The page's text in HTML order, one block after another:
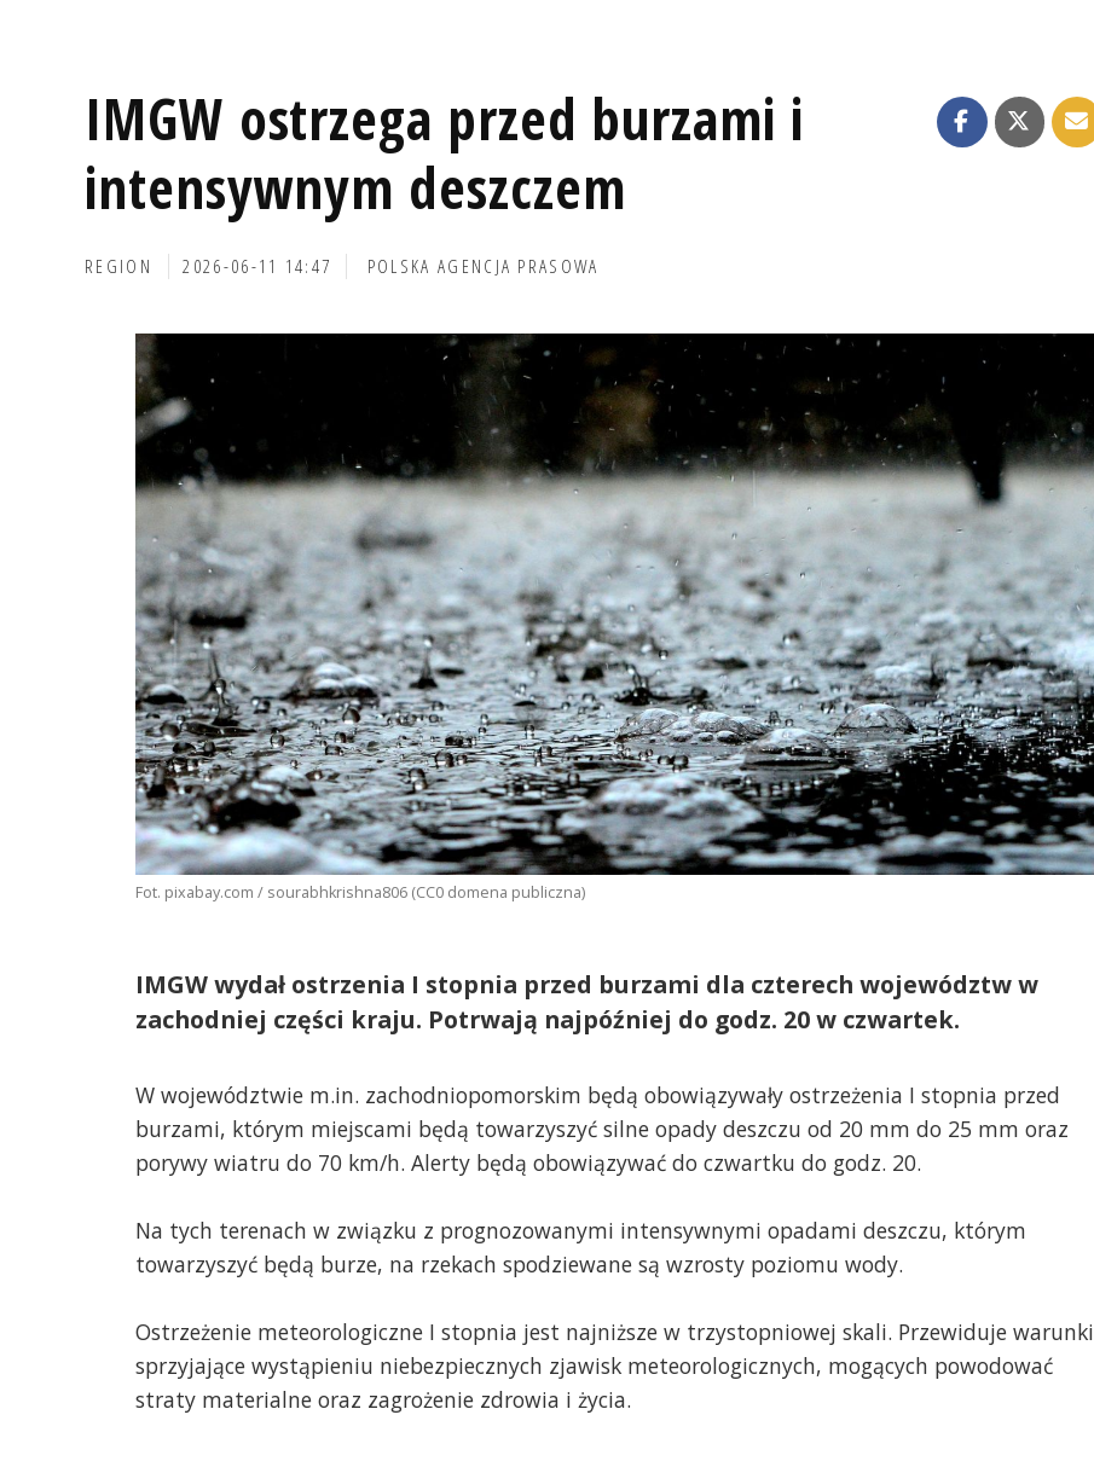
IMGW ostrzega przed burzami i
intensywnym deszczem
REGION 2026-06-11 14:47 POLSKA AGENCJA PRASOWA
Fot. pixabay.com / sourabhkrishna806 (CC0 domena publiczna)
IMGW wydał ostrzenia I stopnia przed burzami dla czterech województw w
zachodniej części kraju. Potrwają najpóźniej do godz. 20 w czwartek.
W województwie m.in. zachodniopomorskim będą obowiązywały ostrzeżenia I stopnia przed
burzami, którym miejscami będą towarzyszyć silne opady deszczu od 20 mm do 25 mm oraz
porywy wiatru do 70 km/h. Alerty będą obowiązywać do czwartku do godz. 20.
Na tych terenach w związku z prognozowanymi intensywnymi opadami deszczu, którym
towarzyszyć będą burze, na rzekach spodziewane są wzrosty poziomu wody.
Ostrzeżenie meteorologiczne I stopnia jest najniższe w trzystopniowej skali. Przewiduje warunki
sprzyjające wystąpieniu niebezpiecznych zjawisk meteorologicznych, mogących powodować
straty materialne oraz zagrożenie zdrowia i życia.